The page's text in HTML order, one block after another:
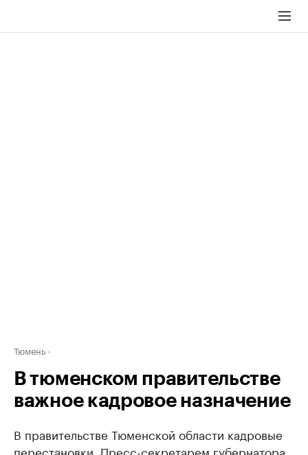
Тюмень
В тюменском правительстве
важное кадровое назначение
В правительстве Тюменской области кадровые
перестановки. Пресс-секретарем губернатора